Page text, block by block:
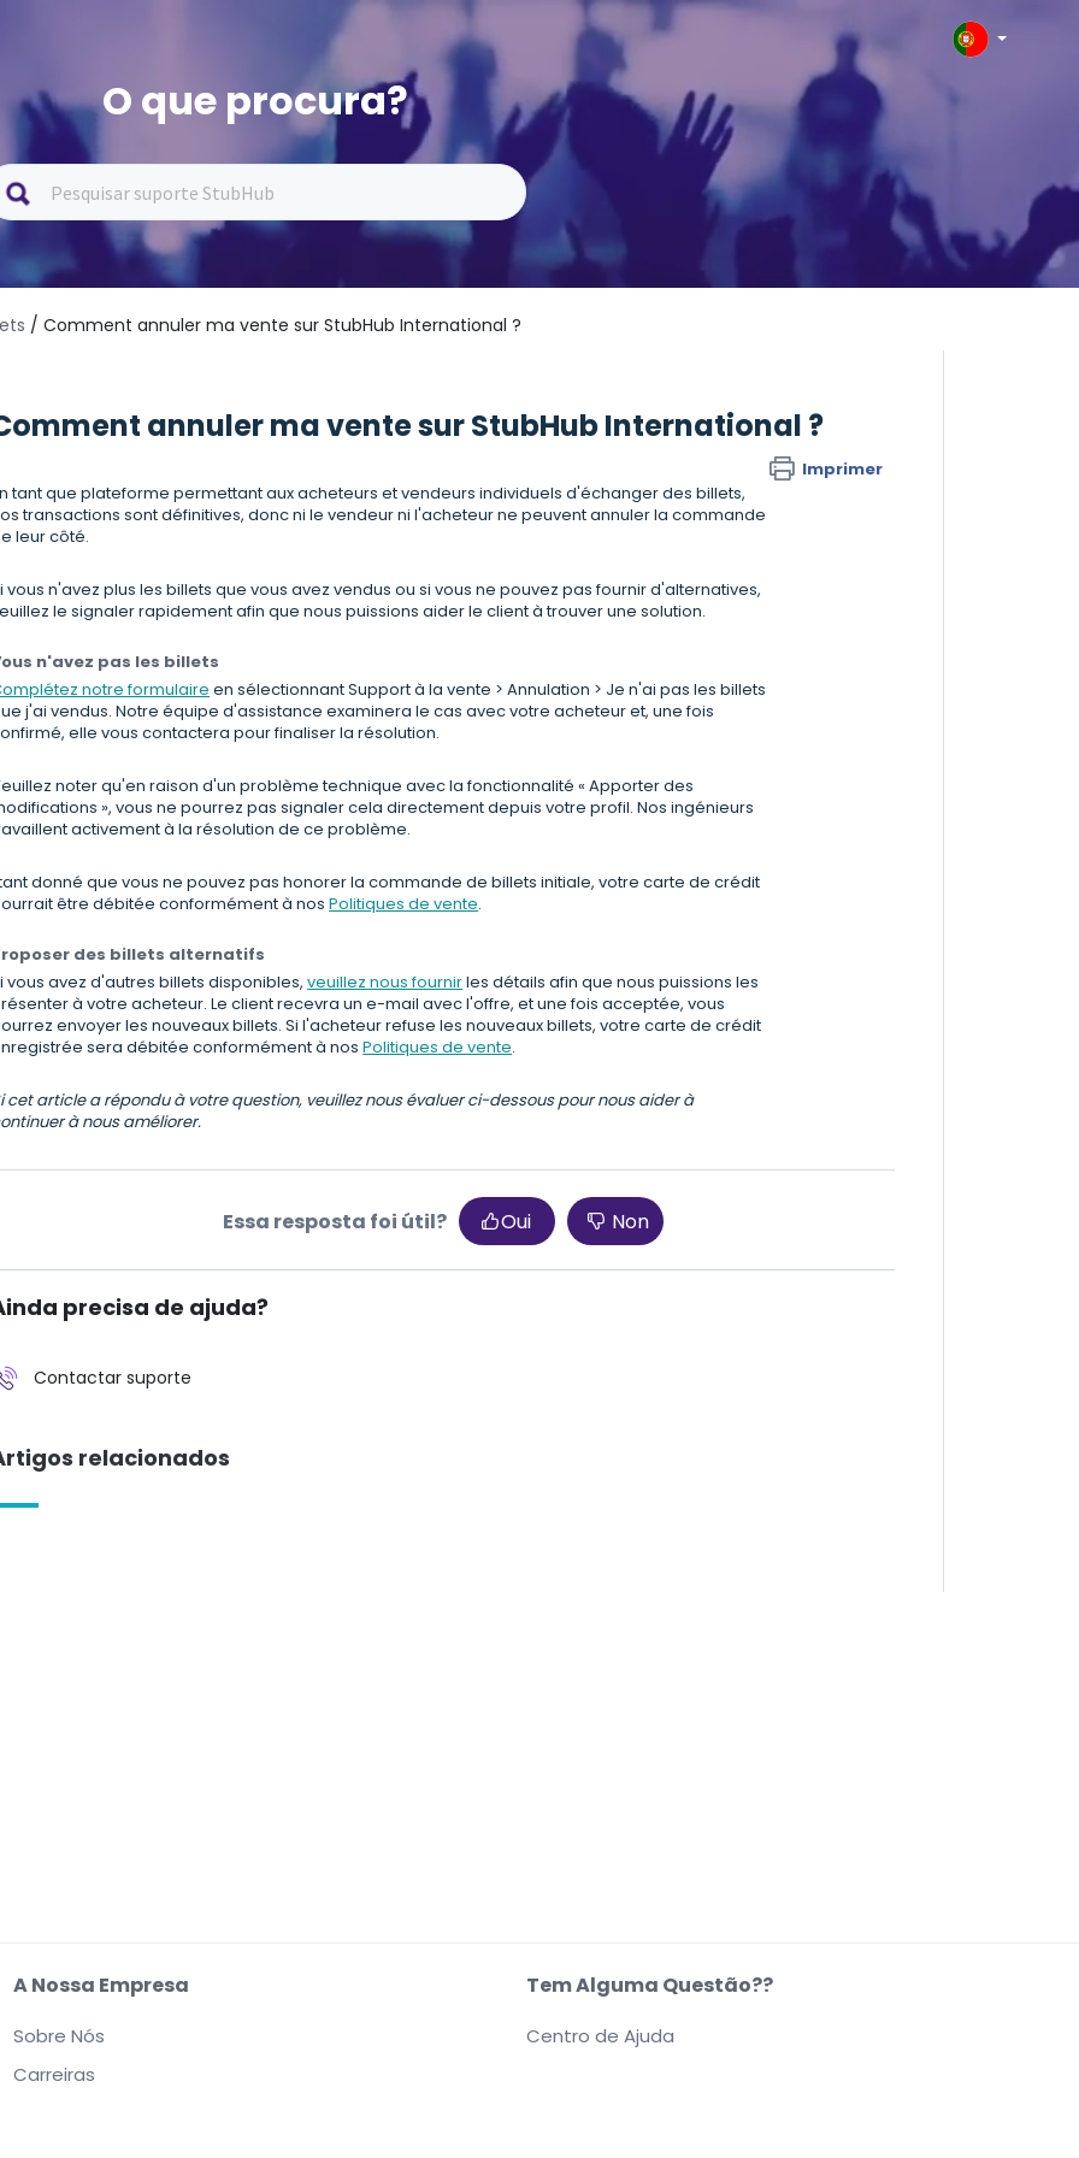
O que procura?
/ Comment annuler ma vente sur StubHub International ?
annuler ma vente sur StubHub International ?
Imprimer
tant que plateforme permettant aux acheteurs et vendeurs individuels d'échanger des billets,
transactions sont définitives, donc ni le vendeur ni l'acheteur ne peuvent annuler la commande
leur côté.
vous n'avez plus les billets que vous avez vendus ou si vous ne pouvez pas fournir d'alternatives,
le signaler rapidement afin que nous puissions aider le client à trouver une solution.
n'avez pas les billets
notre formulaire en sélectionnant Support à la vente > Annulation > Je n'ai pas les billets
j'ai vendus. Notre équipe d'assistance examinera le cas avec votre acheteur et, une fois
elle vous contactera pour finaliser la résolution.
noter qu'en raison d'un problème technique avec la fonctionnalité « Apporter des
», vous ne pourrez pas signaler cela directement depuis votre profil. Nos ingénieurs
activement à la résolution de ce problème.
donné que vous ne pouvez pas honorer la commande de billets initiale, votre carte de crédit
être débitée conformément à nosPolitiques de vente.
des billets alternatifs
vous avez d'autres billets disponibles,veuillez nous fournirles détails afin que nous puissions les
à votre acheteur. Le client recevra un e-mail avec l'offre, et une fois acceptée, vous
envoyer les nouveaux billets. Si l'acheteur refuse les nouveaux billets, votre carte de crédit
sera débitée conformément à nosPolitiques de vente.
cet article a répondu à votre question, veuillez nous évaluer ci-dessous pour nous aider à
à nous améliorer.
Essa resposta foi útil? Oui Non
precisa de ajuda?
Contactar suporte
relacionados
A Nossa Empresa
Sobre Nós
Carreiras
Tem Alguma Questão??
Centro de Ajuda